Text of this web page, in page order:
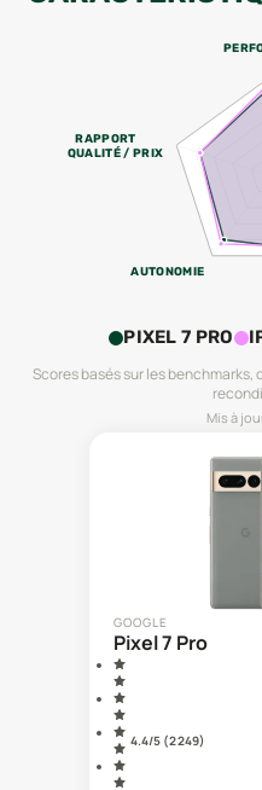
AUTONOMIE
RAPPORT
QUALITÉ / PRIX
PIXEL 7 PRO
Scores basés sur les
Mis à
GOOGLE
Pixel 7 Pro
4.4/5 (2 249)